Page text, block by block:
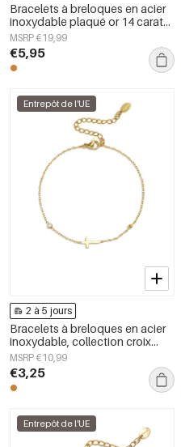
Bracelets à breloques en acier
inoxydable plaqué or 14 carats
avec cœur, collection simple
pour tous les jours, bijoux pour
femmes
MSRP €19,99
€5,95
Entrepôt de l'UE
2 à 5 jours
Bracelets à breloques en acier
inoxydable, collection croix
simple, bijoux pour femmes
MSRP €10,99
€3,25
Entrepôt de l'UE